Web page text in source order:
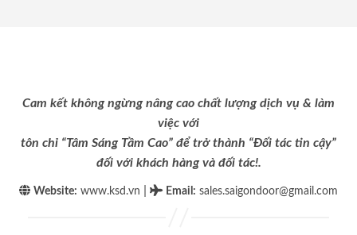
Cam kết không ngừng nâng cao chất lượng dịch vụ & làm
việc với
tôn chỉ “Tâm Sáng Tầm Cao” để trở thành “Đối tác tin cậy”
đối với khách hàng và đối tác!.
Website: www.ksd.vn Email : sales.saigondoor@gmail.com